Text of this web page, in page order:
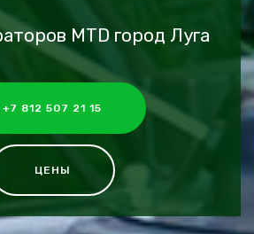
MTD город Луга
+7 812 507 21 15
ЦЕНЫ